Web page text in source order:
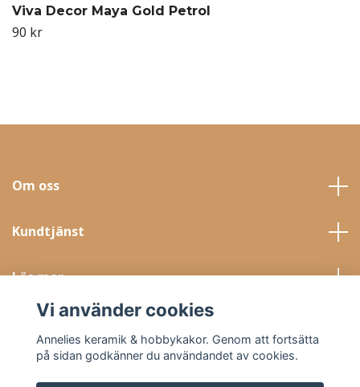
Viva Decor Maya Gold Petrol
90 kr
Om oss
Kundtjänst
Läs mer
Sociala medier
Vi använder cookies
Annelies keramik & hobbykakor. Genom att fortsätta
på sidan godkänner du användandet av cookies.